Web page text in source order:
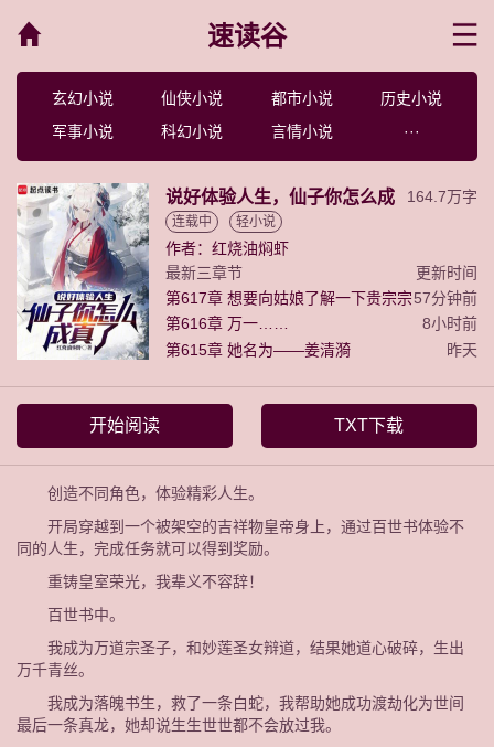
速读谷
玄幻小说 仙侠小说 都市小说
历史小说
军事小说
科幻小说 言情小说 ···
164.7万字
说好体验人生，仙子你怎么成
真了
连载中 轻小说
作者：红烧油焖虾
更新时间
最新三章节
57分钟前
第617章 想要向姑娘了解一下贵宗宗
主
8小时前
第616章 万一……
昨天
第615章 她名为——姜清漪
开始阅读 TXT下载
创造不同角色，体验精彩人生。
开局穿越到一个被架空的吉祥物皇帝身上，通过百世书体验不
同的人生，完成任务就可以得到奖励。
重铸皇室荣光，我辈义不容辞！
百世书中。
我成为万道宗圣子，和妙莲圣女辩道，结果她道心破碎，生出
万千青丝。
我成为落魄书生，救了一条白蛇，我帮助她成功渡劫化为世间
最后一条真龙，她却说生生世世都不会放过我。